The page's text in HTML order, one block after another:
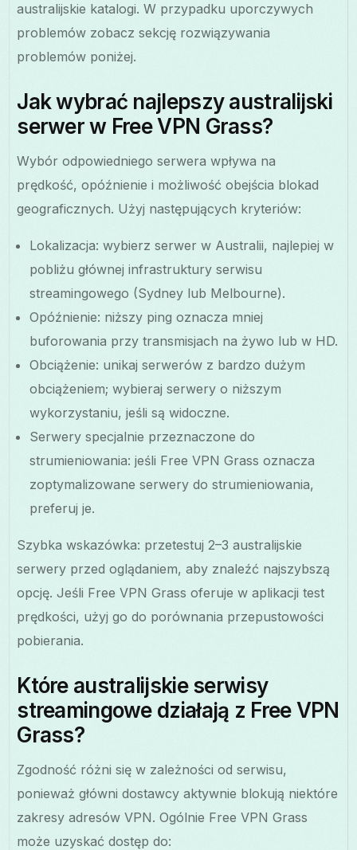
australijskie katalogi. W przypadku uporczywych
problemów zobacz sekcję rozwiązywania
problemów poniżej.
Jak wybrać najlepszy australijski
serwer w Free VPN Grass?
Wybór odpowiedniego serwera wpływa na
prędkość, opóźnienie i możliwość obejścia blokad
geograficznych. Użyj następujących kryteriów:
Lokalizacja: wybierz serwer w Australii, najlepiej w
pobliżu głównej infrastruktury serwisu
streamingowego (Sydney lub Melbourne).
Opóźnienie: niższy ping oznacza mniej
buforowania przy transmisjach na żywo lub w HD.
Obciążenie: unikaj serwerów z bardzo dużym
obciążeniem; wybieraj serwery o niższym
wykorzystaniu, jeśli są widoczne.
Serwery specjalnie przeznaczone do
strumieniowania: jeśli Free VPN Grass oznacza
zoptymalizowane serwery do strumieniowania,
preferuj je.
Szybka wskazówka: przetestuj 2–3 australijskie
serwery przed oglądaniem, aby znaleźć najszybszą
opcję. Jeśli Free VPN Grass oferuje w aplikacji test
prędkości, użyj go do porównania przepustowości
pobierania.
Które australijskie serwisy
streamingowe działają z Free VPN
Grass?
Zgodność różni się w zależności od serwisu,
ponieważ główni dostawcy aktywnie blokują niektóre
zakresy adresów VPN. Ogólnie Free VPN Grass
może uzyskać dostęp do: